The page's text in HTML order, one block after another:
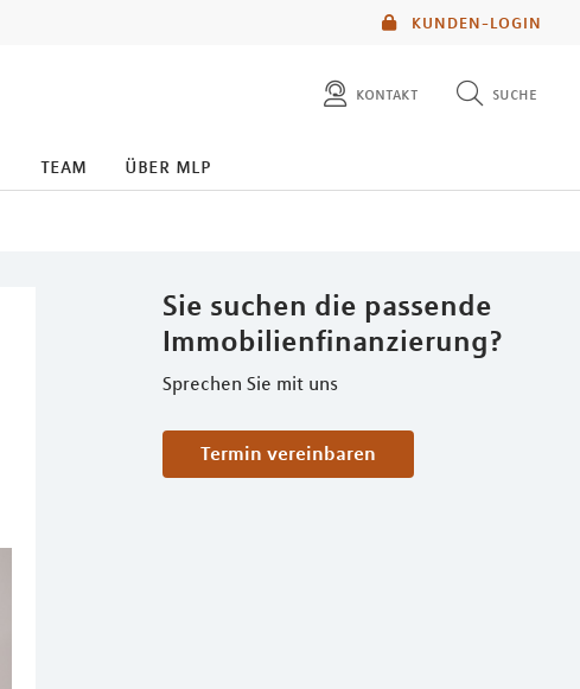
KUNDEN-LOGIN
kontakt suche
team über mlp
Sie suchen die passende
Immobilienfinanzierung?
Sprechen Sie mit uns
Termin vereinbaren